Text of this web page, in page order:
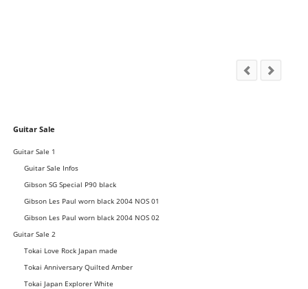
Navigation
Guitar Sale
Guitar Sale 1
Guitar Sale Infos
Gibson SG Special P90 black
Gibson Les Paul worn black 2004 NOS 01
Gibson Les Paul worn black 2004 NOS 02
Guitar Sale 2
Tokai Love Rock Japan made
Tokai Anniversary Quilted Amber
Tokai Japan Explorer White